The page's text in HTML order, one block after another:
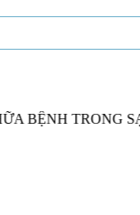
TRONG SẠCH -